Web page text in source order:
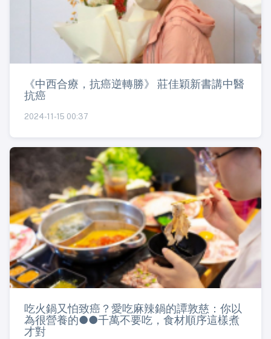
《中西合療，抗癌逆轉勝》 莊佳穎新書講中醫
抗癌
2024-11-15 00:37
吃火鍋又怕致癌？愛吃麻辣鍋的譚敦慈：你以
為很營養的●●千萬不要吃，食材順序這樣煮
才對